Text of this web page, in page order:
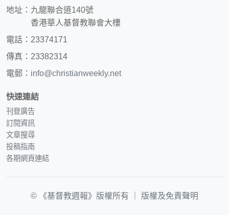
地址：九龍聯合道140號
香港華人基督教聯會大樓
電話：23374171
傳真：23382314
電郵： info@christianweekly.net
快速連結
刊登廣告
訂閱資訊
文章搜尋
投稿指南
各期網頁連結
© 《基督教週報》版權所有 ｜ 版權及免責聲明